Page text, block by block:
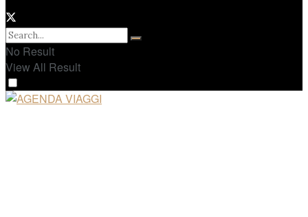
No Result
View All Result